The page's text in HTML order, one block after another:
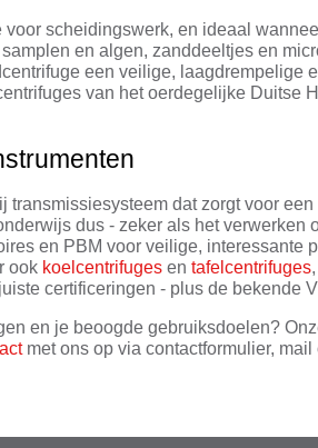
scheidingswerk, en ideaal
en algen, zanddeeltjes en
een veilige, laagdrempelige
van het oerdegelijke Duitse
dat zorgt voor
dus - zeker als het
en PBM voor veilige, interessante
ook koelcentrifuges entafelcentrifuges
certificeringen - plus de bekende
en je beoogde gebruiksdoelen?
met ons op via contactformulier,